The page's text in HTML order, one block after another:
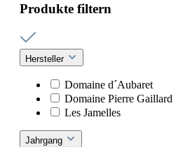
Produkte filtern
Hersteller
Domaine d´Aubaret
Domaine Pierre Gaillard
Les Jamelles
Jahrgang